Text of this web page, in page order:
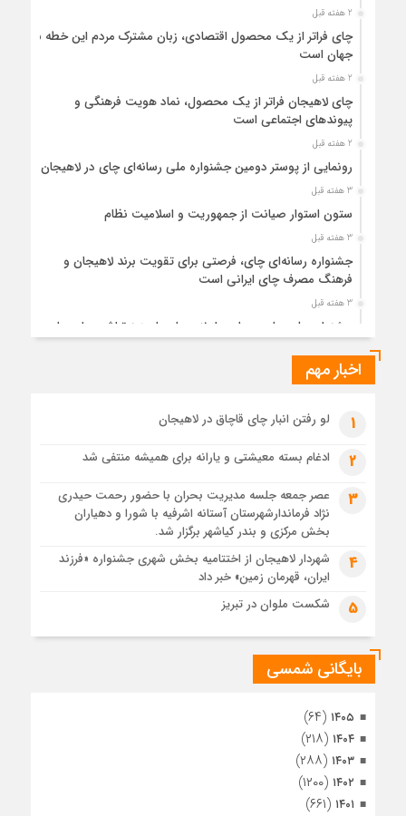
2 هفته قبل
چای فراتر از یک محصول اقتصادی، زبان مشترک مردم این خطه با
جهان است
2 هفته قبل
چای لاهیجان فراتر از یک محصول، نماد هویت فرهنگی و
پیوندهای اجتماعی است
2 هفته قبل
رونمایی از پوستر دومین جشنواره ملی رسانه‌ای چای در لاهیجان
3 هفته قبل
ستون استوار صیانت از جمهوریت و اسلامیت نظام
3 هفته قبل
جشنواره رسانه‌ای چای، فرصتی برای تقویت برند لاهیجان و
فرهنگ مصرف چای ایرانی است
3 هفته قبل
جشنواره ملی چای، حمایت از لاهیجان یا هزینه‌تراشی برای چای
ایرانی!؟
4 هفته قبل
4 هفته قبل
رئوف
تصاویر هوایی مراسم تشییع پیکر مطهر آقای شهید ایران – مشهد
مراسم تشییع پیکر مطهر آقای شهید ایران – مشهد
تصاویری از تراکم جمعیت حاضر در میدان ثورهالعشرین نجف
اشرف
اخبار مهم
1 لو رفتن انبار چای قاچاق در لاهیجان
2 ادغام بسته معیشتی و یارانه برای همیشه منتفی شد
3
عصر جمعه جلسه مدیریت بحران با حضور رحمت حیدری
نژاد فرماندارشهرستان آستانه اشرفیه با شورا و دهیاران
بخش مرکزی و بندر کیاشهر برگزار شد.
4
شهردار لاهیجان از اختتامیه بخش شهری جشنواره «فرزند
ایران، قهرمان زمین» خبر داد
5 شکست ملوان در تبریز
بایگانی شمسی
۱۴۰۵ (۶۴)
۱۴۰۴ (۲۱۸)
۱۴۰۳ (۲۸۸)
۱۴۰۲ (۱۲۰۰)
۱۴۰۱ (۶۶۱)